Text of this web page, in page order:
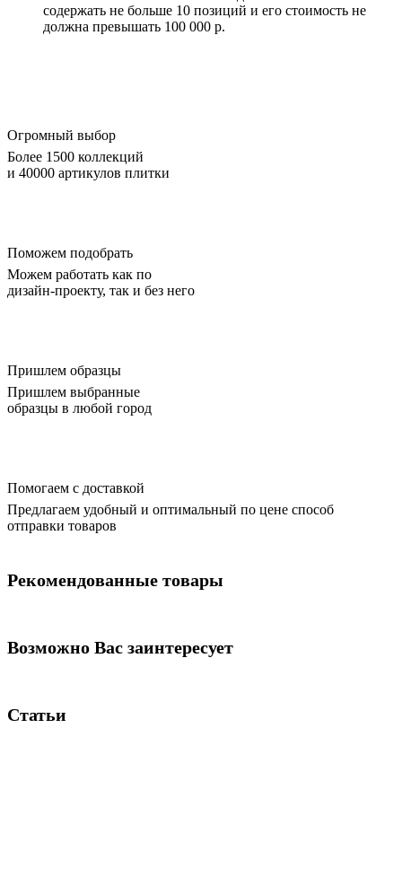
содержать не больше 10 позиций и его стоимость не
должна превышать 100 000 р.
Огромный выбор
Более 1500 коллекций
и 40000 артикулов плитки
Поможем подобрать
Можем работать как по
дизайн-проекту, так и без него
Пришлем образцы
Пришлем выбранные
образцы в любой город
Помогаем с доставкой
Предлагаем удобный и оптимальный по цене способ
отправки товаров
Рекомендованные товары
Возможно Вас заинтересует
Статьи